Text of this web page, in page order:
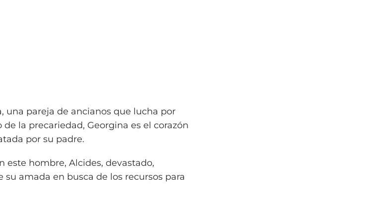
una pareja de ancianos que lucha por
la precariedad, Georgina es el corazón
por su padre.
este hombre, Alcides, devastado,
amada en busca de los recursos para